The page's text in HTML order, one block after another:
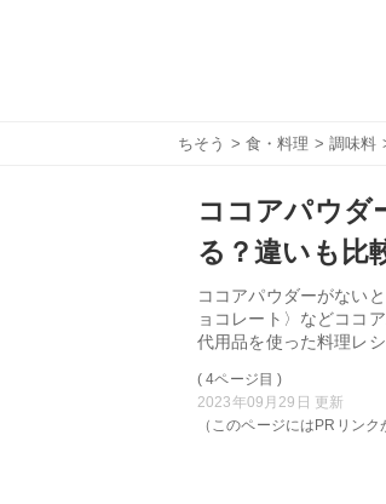
ちそう > 食・料理 >調味料
ココアパウダ
る？違いも比
ココアパウダーがない
ョコレート〉などココ
代用品を使った料理レ
( 4ページ目 )
2023年09月29日 更新
（このページにはPRリンク